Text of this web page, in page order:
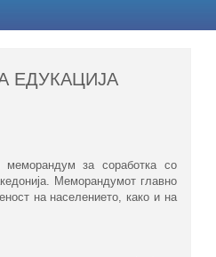
ЕДУКАЦИЈА
меморандум за соработка со
Меморандумот главно
на населението, како и на